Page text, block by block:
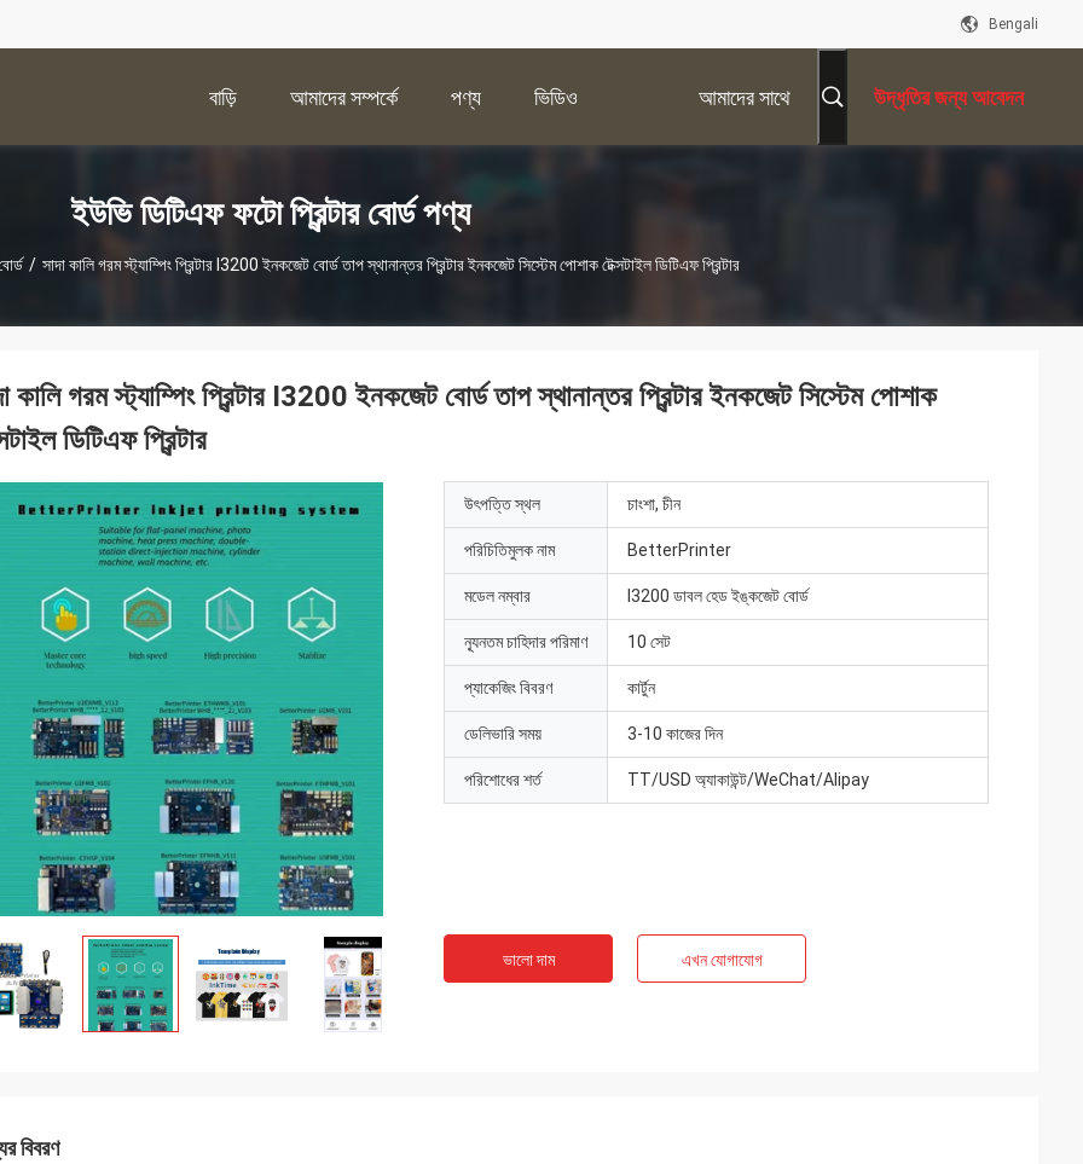
Bengali
বাড়ি আমাদের সম্পর্কে পণ্য ভিডিও আমাদের সাথে উদ্ধৃতির জন্য আবেদন
ইউভি ডিটিএফ ফটো প্রিন্টার বোর্ড পণ্য
/ সাদা কালি গরম স্ট্যাম্পিং প্রিন্টার I3200 ইনকজেট বোর্ড তাপ স্থানান্তর প্রিন্টার ইনকজেট সিস্টেম পোশাক টেক্সটাইল ডিটিএফ প্রিন্টার
কালি গরম স্ট্যাম্পিং প্রিন্টার I3200 ইনকজেট বোর্ড তাপ স্থানান্তর প্রিন্টার ইনকজেট সিস্টেম পোশাক
ডিটিএফ প্রিন্টার
উৎপত্তি স্থল চাংশা, চীন
পরিচিতিমুলক নাম BetterPrinter
মডেল নম্বার I3200 ডাবল হেড ইঙ্কজেট বোর্ড
ন্যূনতম চাহিদার পরিমাণ 10 সেট
প্যাকেজিং বিবরণ কার্টুন
ডেলিভারি সময় 3-10 কাজের দিন
পরিশোধের শর্ত TT/USD অ্যাকাউন্ট/WeChat/Alipay
ভালো দাম এখন যোগাযোগ
বিবরণ